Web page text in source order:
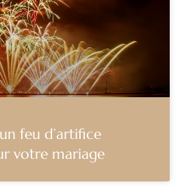
feu d’artifice
votre mariage